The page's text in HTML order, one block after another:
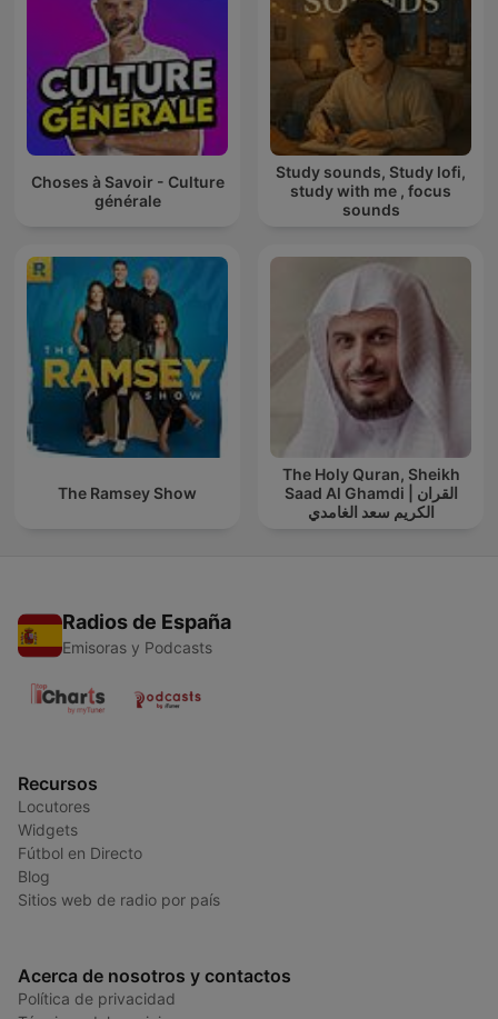
Choses à Savoir - Culture
générale
Study sounds, Study lofi,
study with me , focus
sounds
The Ramsey Show
The Holy Quran, Sheikh
Saad Al Ghamdi | القران
الكريم سعد الغامدي
Radios de España
Emisoras y Podcasts
Recursos
Locutores
Widgets
Fútbol en Directo
Blog
Sitios web de radio por país
Acerca de nosotros y contactos
Política de privacidad